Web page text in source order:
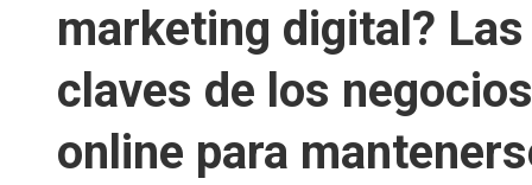
marketing digital? Las
claves de los negocios
online para